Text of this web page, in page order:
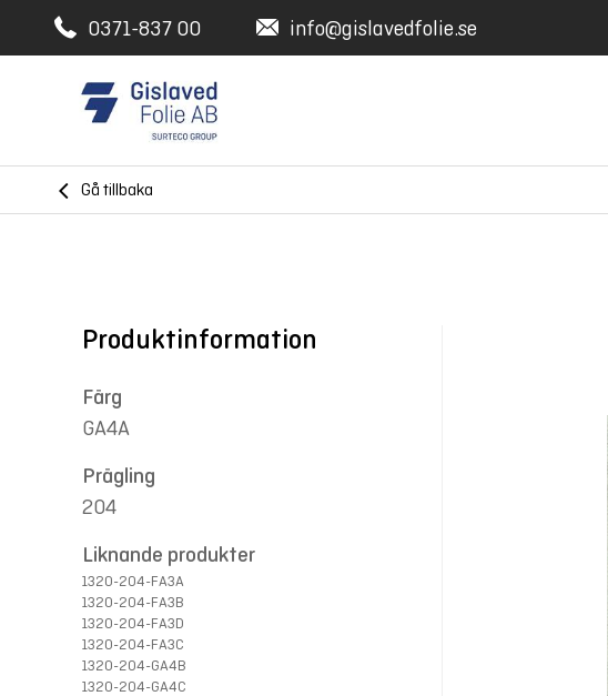
0371-837 00 info@gislavedfolie.se
Gå tillbaka
Produktinformation
Färg
GA4A
Prägling
204
Liknande produkter
1320-204-FA3A
1320-204-FA3B
1320-204-FA3D
1320-204-FA3C
1320-204-GA4B
1320-204-GA4C